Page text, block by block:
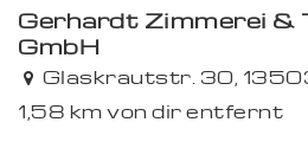
Gerhardt Zimmerei &
GmbH
Glaskrautstr. 30,
1,58 km von dir entfernt